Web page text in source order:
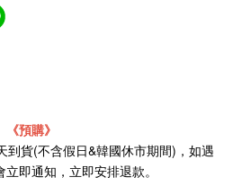
《預購》
到貨(不含假日&韓國休市期間)，如遇
即通知，立即安排退款。